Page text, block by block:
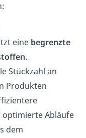
eine begrenzte
.
Stückzahl an
Produkten
optimierte Abläufe
dem